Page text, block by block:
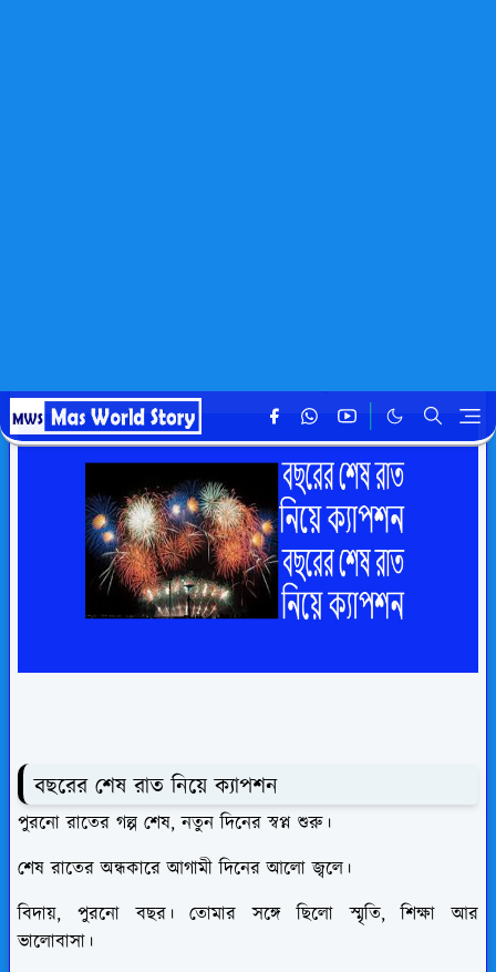
বছরের শেষ রাত নিয়ে ক্যাপশন
পুরনো রাতের গল্প শেষ, নতুন দিনের স্বপ্ন শুরু।
শেষ রাতের অন্ধকারে আগামী দিনের আলো জ্বলে।
বিদায়, পুরনো বছর। তোমার সঙ্গে ছিলো স্মৃতি, শিক্ষা আর
ভালোবাসা।